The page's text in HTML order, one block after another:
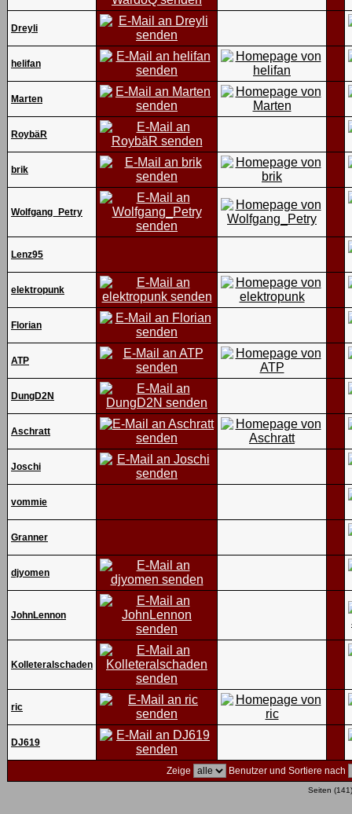
Dreyli
helifan
Marten
RoybäR
brik
Wolfgang_Petry
Lenz95
elektropunk
Florian
ATP
DungD2N
Aschratt
Joschi
vommie
Granner
djyomen
JohnLennon
Kolleteralschaden
ric
DJ619
Zeige Benutzer und Sortiere nach
Seiten